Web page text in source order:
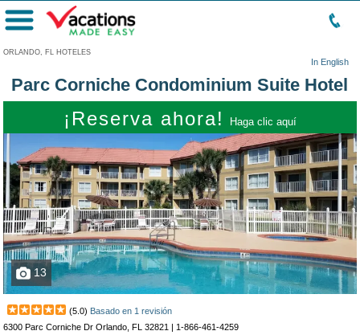
ORLANDO, FL HOTELES
In English
Menú
Parc Corniche Condominium Suite Hotel
¡Reserva ahora! Haga clic aquí
13
(5.0) Basado en 1 revisión
6300 Parc Corniche Dr Orlando, FL 32821 | 1-866-461-4259